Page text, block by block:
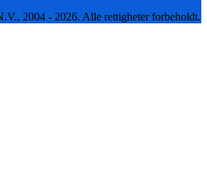
2004 - 2026. Alle rettigheter forbeholdt.